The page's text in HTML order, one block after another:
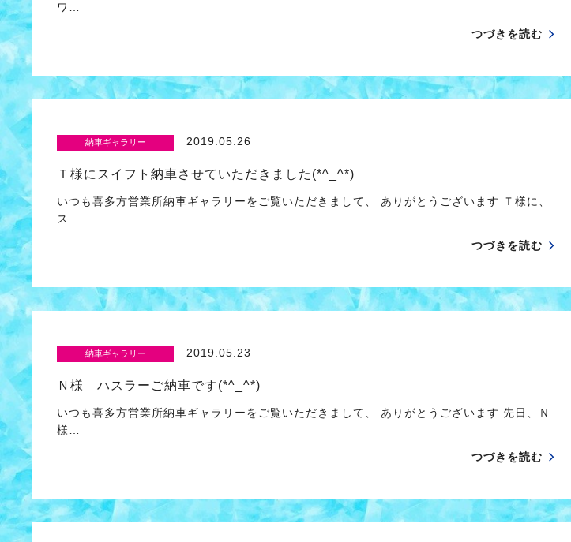
ワ…
つづきを読む
納車ギャラリー 2019.05.26
Ｔ様にスイフト納車させていただきました(*^_^*)
いつも喜多方営業所納車ギャラリーをご覧いただきまして、 ありがとうございます Ｔ様に、
ス…
つづきを読む
納車ギャラリー 2019.05.23
Ｎ様 ハスラーご納車です(*^_^*)
いつも喜多方営業所納車ギャラリーをご覧いただきまして、 ありがとうございます 先日、Ｎ
様…
つづきを読む